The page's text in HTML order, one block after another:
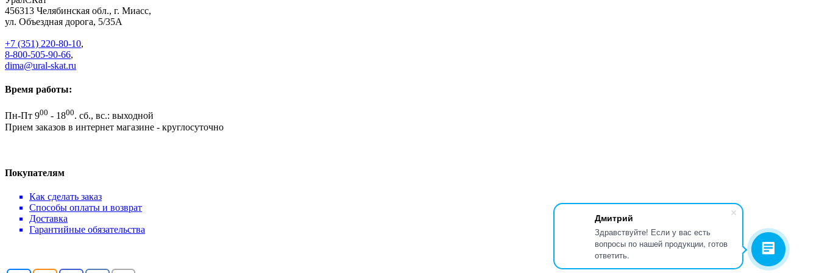
Дмитрий
Здравствуйте! Если у вас есть
вопросы по нашей продукции, готов
ответить.
456313 Челябинская обл., г. Миасс,
ул. Объездная дорога, 5/35А
+7 (351) 220-80-10,
8-800-505-90-66,
dima@ural-skat.ru
Время работы:
Пн-Пт 900 - 1800. сб., вс.: выходной
Прием заказов в интернет магазине - круглосуточно
Покупателям
Как сделать заказ
Способы оплаты и возврат
Доставка
Гарантийные обязательства